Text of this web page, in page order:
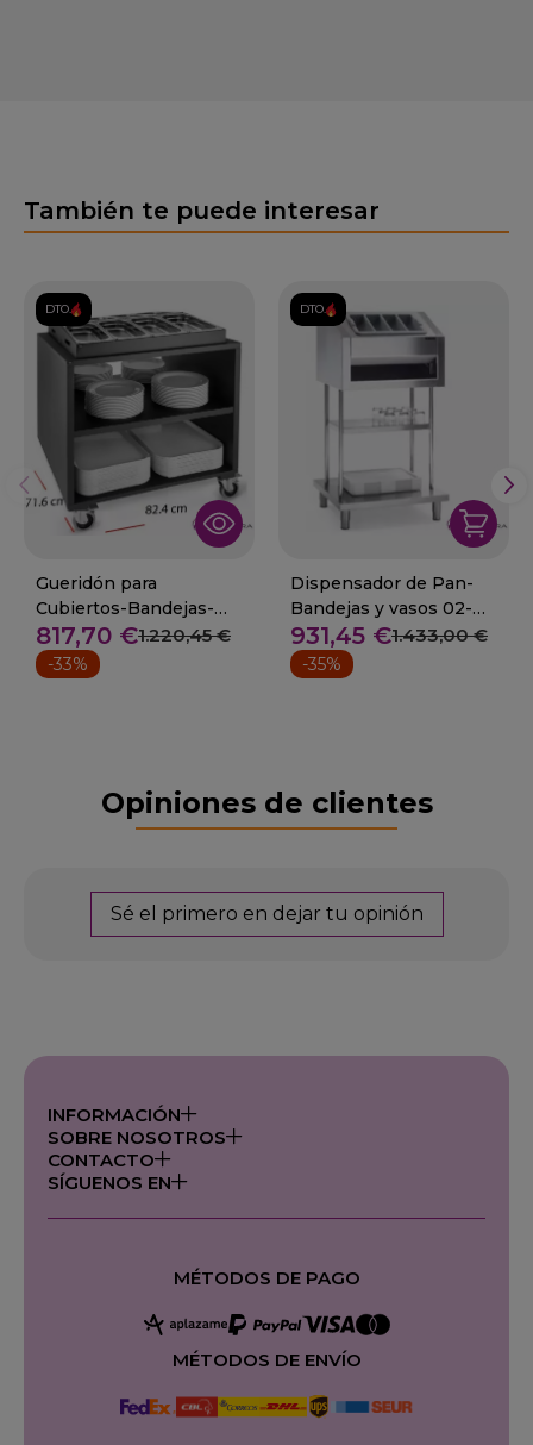
También te puede interesar
DTO.
Gueridón para
Cubiertos-Bandejas-
Platos 19-P90813+
817,70 €1.220,45 €
-33%
DTO.
Dispensador de Pan-
Bandejas y vasos 02-
S1000001
931,45 €1.433,00 €
-35%
Opiniones de clientes
Sé el primero en dejar tu opinión
INFORMACIÓN
SOBRE NOSOTROS
CONTACTO
SÍGUENOS EN
MÉTODOS DE PAGO
MÉTODOS DE ENVÍO